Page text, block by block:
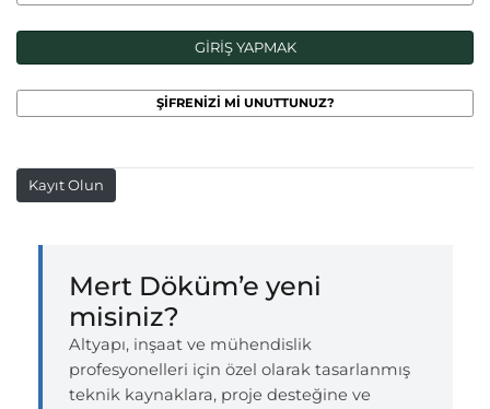
Kayıt Olun
Mert Döküm’e yeni
misiniz?
Altyapı, inşaat ve mühendislik
profesyonelleri için özel olarak tasarlanmış
teknik kaynaklara, proje desteğine ve